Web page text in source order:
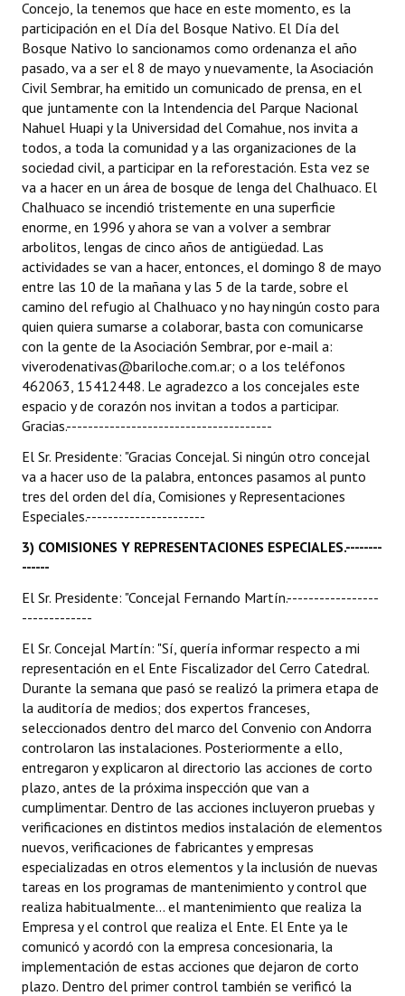
Concejo, la tenemos que hace en este momento, es la
participación en el Día del Bosque Nativo. El Día del
Bosque Nativo lo sancionamos como ordenanza el año
pasado, va a ser el 8 de mayo y nuevamente, la Asociación
Civil Sembrar, ha emitido un comunicado de prensa, en el
que juntamente con la Intendencia del Parque Nacional
Nahuel Huapi y la Universidad del Comahue, nos invita a
todos, a toda la comunidad y a las organizaciones de la
sociedad civil, a participar en la reforestación. Esta vez se
va a hacer en un área de bosque de lenga del Chalhuaco. El
Chalhuaco se incendió tristemente en una superficie
enorme, en 1996 y ahora se van a volver a sembrar
arbolitos, lengas de cinco años de antigüedad. Las
actividades se van a hacer, entonces, el domingo 8 de mayo
entre las 10 de la mañana y las 5 de la tarde, sobre el
camino del refugio al Chalhuaco y no hay ningún costo para
quien quiera sumarse a colaborar, basta con comunicarse
con la gente de la Asociación Sembrar, por e-mail a:
viverodenativas@bariloche.com.ar; o a los teléfonos
462063, 15412448. Le agradezco a los concejales este
espacio y de corazón nos invitan a todos a participar.
Gracias.--------------------------------------
El Sr. Presidente: "Gracias Concejal. Si ningún otro concejal
va a hacer uso de la palabra, entonces pasamos al punto
tres del orden del día, Comisiones y Representaciones
Especiales.----------------------
3) COMISIONES Y REPRESENTACIONES ESPECIALES.--------
------
El Sr. Presidente: "Concejal Fernando Martín.-----------------
-------------
El Sr. Concejal Martín: "Sí, quería informar respecto a mi
representación en el Ente Fiscalizador del Cerro Catedral.
Durante la semana que pasó se realizó la primera etapa de
la auditoría de medios; dos expertos franceses,
seleccionados dentro del marco del Convenio con Andorra
controlaron las instalaciones. Posteriormente a ello,
entregaron y explicaron al directorio las acciones de corto
plazo, antes de la próxima inspección que van a
cumplimentar. Dentro de las acciones incluyeron pruebas y
verificaciones en distintos medios instalación de elementos
nuevos, verificaciones de fabricantes y empresas
especializadas en otros elementos y la inclusión de nuevas
tareas en los programas de mantenimiento y control que
realiza habitualmente... el mantenimiento que realiza la
Empresa y el control que realiza el Ente. El Ente ya le
comunicó y acordó con la empresa concesionaria, la
implementación de estas acciones que dejaron de corto
plazo. Dentro del primer control también se verificó la